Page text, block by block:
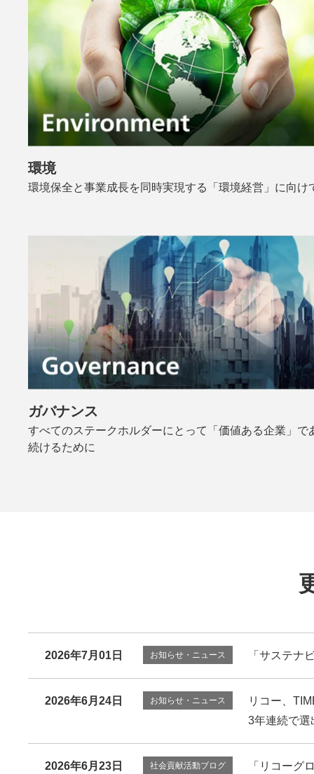
環境
環境保全と事業成長を同時実現する「環境経営」に向け
ガバナンス
すべてのステークホルダーにとって「価値ある企業」で
続けるために
2026年7月01日 お知らせ・ニュース 「サステナ
2026年6月24日 お知らせ・ニュース
リコー、
3年連続で選
2026年6月23日 社会貢献活動ブログ 「リコーグ